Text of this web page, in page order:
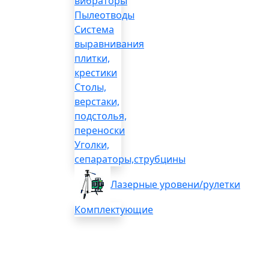
Пылеотводы
Система
выравнивания
плитки,
крестики
Столы,
верстаки,
подстолья,
переноски
Уголки,
сепараторы,струбцины
Лазерные уровени/рулетки
Комплектующие